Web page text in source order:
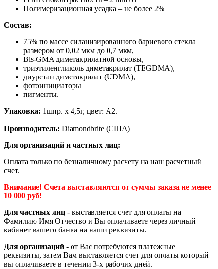
Полимеризационная усадка – не более 2%
Состав:
75% по массе силанизированного бариевого стекла
размером от 0,02 мкм до 0,7 мкм,
Bis-GMA диметакрилатной основы,
триэтиленгликоль диметакрилат (TEGDMA),
диуретан диметакрилат (UDMA),
фотоинициаторы
пигменты.
Упаковка: 1шпр. х 4,5г, цвет: A2.
Производитель: Diamondbrite (США)
Для организаций и частных лиц:
Оплата только по безналичному расчету на наш расчетный
счет.
Внимание! Счета выставляются от суммы заказа не менее
10 000 руб!
Для частных лиц - выставляется счет для оплаты на
Фамилию Имя Отчество и Вы оплачиваете через личный
кабинет вашего банка на наши реквизиты.
Для организаций - от Вас потребуются платежные
реквизиты, затем Вам выставляется счет для оплаты который
вы оплачиваете в течении 3-х рабочих дней.